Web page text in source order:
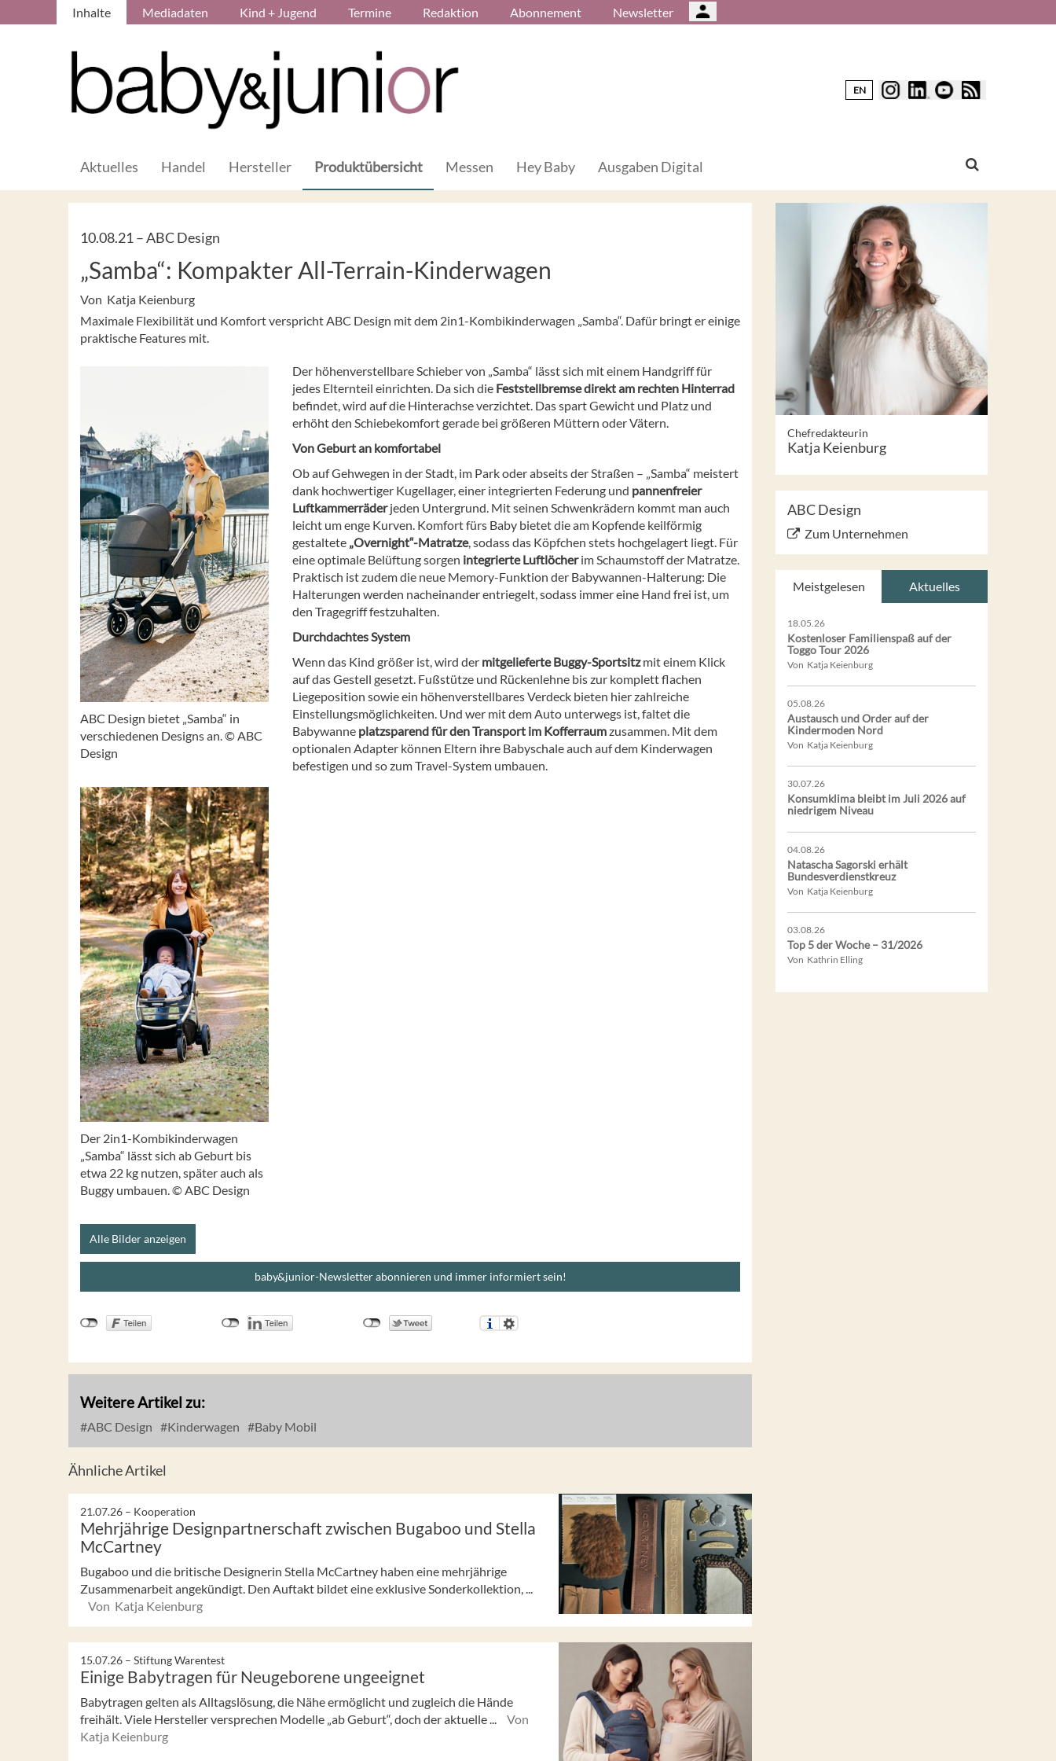
Inhalte Mediadaten Kind + Jugend Termine Redaktion Abonnement Newsletter
EN
Aktuelles Handel Hersteller Produktübersicht Messen Hey Baby Ausgaben Digital
10.08.21 –ABC Design
„Samba“: Kompakter All-Terrain-Kinderwagen
Von Katja Keienburg
Maximale Flexibilität und Komfort verspricht ABC Design mit dem 2in1-Kombikinderwagen „Samba“. Dafür bringt er einige
praktische Features mit.
ABC Design bietet „Samba“ in
verschiedenen Designs an. © ABC
Design
Der 2in1-Kombikinderwagen
„Samba“ lässt sich ab Geburt bis
etwa 22 kg nutzen, später auch als
Buggy umbauen. © ABC Design
Alle Bilder anzeigen
Der höhenverstellbare Schieber von „Samba“ lässt sich mit einem Handgriff für
jedes Elternteil einrichten. Da sich die Feststellbremse direkt am rechten Hinterrad
befindet, wird auf die Hinterachse verzichtet. Das spart Gewicht und Platz und
erhöht den Schiebekomfort gerade bei größeren Müttern oder Vätern.
Von Geburt an komfortabel
Ob auf Gehwegen in der Stadt, im Park oder abseits der Straßen – „Samba“ meistert
dank hochwertiger Kugellager, einer integrierten Federung und pannenfreier
Luftkammerräderjeden Untergrund. Mit seinen Schwenkrädern kommt man auch
leicht um enge Kurven. Komfort fürs Baby bietet die am Kopfende keilförmig
gestaltete „Overnight“-Matratze, sodass das Köpfchen stets hochgelagert liegt. Für
eine optimale Belüftung sorgen integrierte Luftlöcherim Schaumstoff der Matratze.
Praktisch ist zudem die neue Memory-Funktion der Babywannen-Halterung: Die
Halterungen werden nacheinander entriegelt, sodass immer eine Hand frei ist, um
den Tragegriff festzuhalten.
Durchdachtes System
Wenn das Kind größer ist, wird der mitgelieferte Buggy-Sportsitzmit einem Klick
auf das Gestell gesetzt. Fußstütze und Rückenlehne bis zur komplett flachen
Liegeposition sowie ein höhenverstellbares Verdeck bieten hier zahlreiche
Einstellungsmöglichkeiten. Und wer mit dem Auto unterwegs ist, faltet die
Babywanne platzsparend für den Transport im Kofferraumzusammen. Mit dem
optionalen Adapter können Eltern ihre Babyschale auch auf dem Kinderwagen
befestigen und so zum Travel-System umbauen.
baby&junior-Newsletter abonnieren und immer informiert sein!
Weitere Artikel zu:
ABC Design Kinderwagen Baby Mobil
Ähnliche Artikel
21.07.26 – Kooperation
Mehrjährige Designpartnerschaft zwischen Bugaboo und Stella
McCartney
Bugaboo und die britische Designerin Stella McCartney haben eine mehrjährige
Zusammenarbeit angekündigt. Den Auftakt bildet eine exklusive Sonderkollektion, ...
Von Katja Keienburg
15.07.26 – Stiftung Warentest
Einige Babytragen für Neugeborene ungeeignet
Babytragen gelten als Alltagslösung, die Nähe ermöglicht und zugleich die Hände
freihält. Viele Hersteller versprechen Modelle „ab Geburt“, doch der aktuelle ...
Von
Katja Keienburg
Chefredakteurin
Katja Keienburg
ABC Design
Zum Unternehmen
Meistgelesen Aktuelles
18.05.26
Kostenloser Familienspaß auf der
Toggo Tour 2026
Von Katja Keienburg
05.08.26
Austausch und Order auf der
Kindermoden Nord
Von Katja Keienburg
30.07.26
Konsumklima bleibt im Juli 2026 auf
niedrigem Niveau
04.08.26
Natascha Sagorski erhält
Bundesverdienstkreuz
Von Katja Keienburg
03.08.26
Top 5 der Woche – 31/2026
Von Kathrin Elling